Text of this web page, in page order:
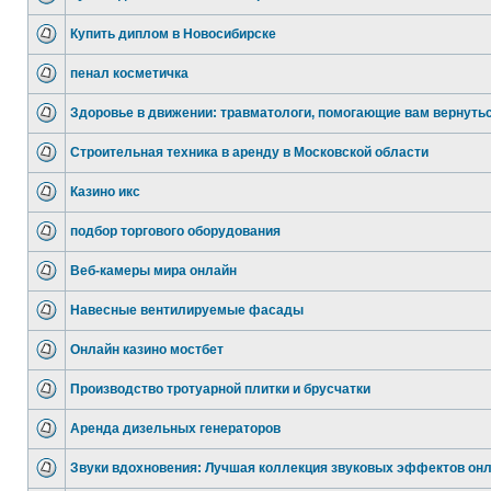
Купить диплом в Новосибирске
пенал косметичка
Здоровье в движении: травматологи, помогающие вам
Строительная техника в аренду в Московской области
Казино икс
подбор торгового оборудования
Веб-камеры мира онлайн
Навесные вентилируемые фасады
Онлайн казино мостбет
Производство тротуарной плитки и брусчатки
Аренда дизельных генераторов
Звуки вдохновения: Лучшая коллекция звуковых эффектов